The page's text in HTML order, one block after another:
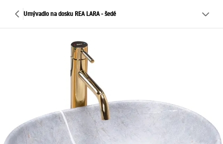
Umývadlo na dosku REA LARA - šedé